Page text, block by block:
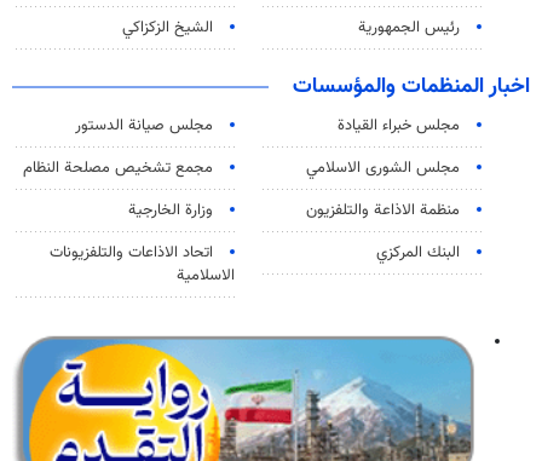
رئيس الجمهورية
الشيخ الزكزاكي
اخبار المنظمات والمؤسسات
مجلس خبراء القيادة
مجلس صيانة الدستور
مجلس الشورى الاسلامي
مجمع تشخيص مصلحة النظام
منظمة الاذاعة والتلفزیون
وزارة الخارجية
البنك المركزي
اتحاد الاذاعات والتلفزيونات
الاسلامية